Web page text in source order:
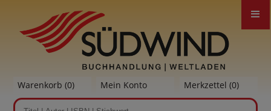
Warenkorb (0) Mein Konto Merkzettel (0)